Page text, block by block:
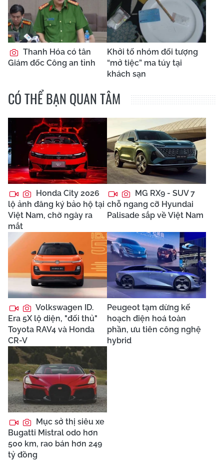
Thanh Hóa có tân
Giám đốc Công an tỉnh
Khởi tố nhóm đối tượng
“mở tiệc” ma túy tại
khách sạn
CÓ THỂ BẠN QUAN TÂM
Honda City 2026
lộ ảnh đăng ký bảo hộ tại
Việt Nam, chờ ngày ra
mắt
MG RX9 - SUV 7
chỗ ngang cỡ Hyundai
Palisade sắp về Việt Nam
Volkswagen ID.
Era 5X lộ diện, "đối thủ"
Toyota RAV4 và Honda
CR-V
Peugeot tạm dừng kế
hoạch điện hoá toàn
phần, ưu tiên công nghệ
hybrid
Mục sở thị siêu xe
Bugatti Mistral odo hơn
500 km, rao bán hơn 249
tỷ đồng